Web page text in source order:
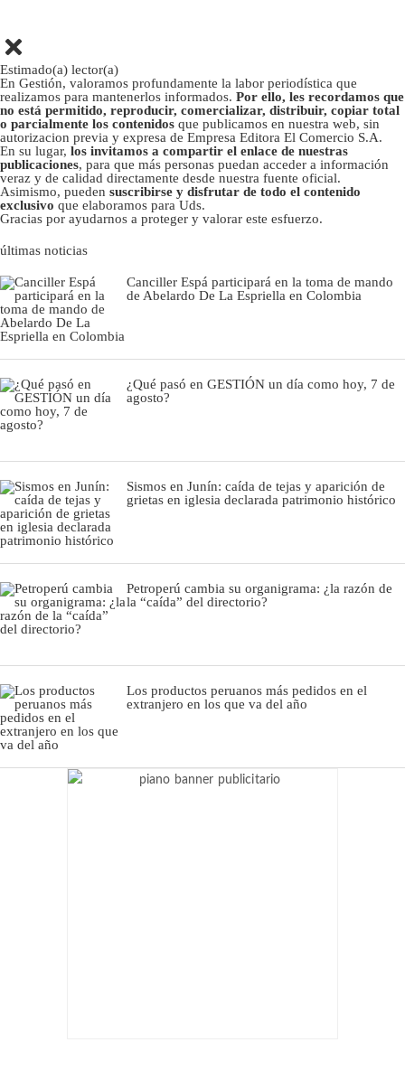
Estimado(a) lector(a)
En Gestión, valoramos profundamente la labor periodística que
realizamos para mantenerlos informados. Por ello, les recordamos que
no está permitido, reproducir, comercializar, distribuir, copiar total
o parcialmente los contenidos que publicamos en nuestra web, sin
autorizacion previa y expresa de Empresa Editora El Comercio S.A.
En su lugar, los invitamos a compartir el enlace de nuestras
publicaciones, para que más personas puedan acceder a información
veraz y de calidad directamente desde nuestra fuente oficial.
Asimismo, pueden suscribirse y disfrutar de todo el contenido
exclusivo que elaboramos para Uds.
Gracias por ayudarnos a proteger y valorar este esfuerzo.
últimas noticias
Canciller Espá participará en la toma de mando
de Abelardo De La Espriella en Colombia
¿Qué pasó en GESTIÓN un día como hoy, 7 de
agosto?
Sismos en Junín: caída de tejas y aparición de
grietas en iglesia declarada patrimonio histórico
Petroperú cambia su organigrama: ¿la razón de
la “caída” del directorio?
Los productos peruanos más pedidos en el
extranjero en los que va del año